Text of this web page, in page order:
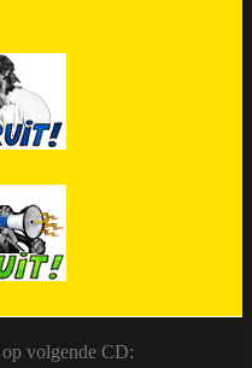
volgende CD: